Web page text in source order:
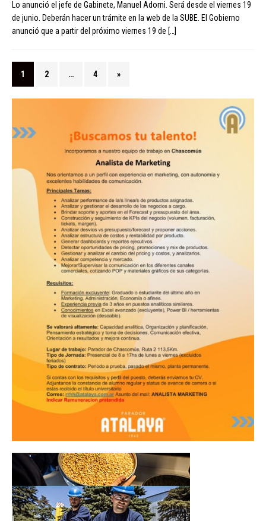
Lo anunció el jefe de Gabinete, Manuel Adorni. Será desde el viernes 19
de junio. Deberán hacer un trámite en la web de la SUBE. El Gobierno
anunció que a partir del próximo viernes 19 de […]
1 2 … 4 »